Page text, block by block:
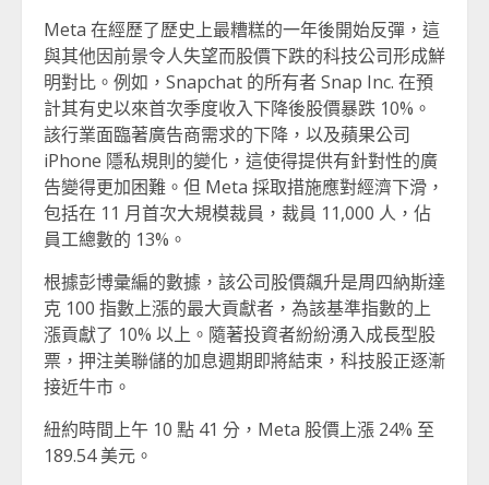
Meta 在經歷了歷史上最糟糕的一年後開始反彈，這
與其他因前景令人失望而股價下跌的科技公司形成鮮
明對比。例如，Snapchat 的所有者 Snap Inc. 在預
計其有史以來首次季度收入下降後股價暴跌 10%。
該行業面臨著廣告商需求的下降，以及蘋果公司
iPhone 隱私規則的變化，這使得提供有針對性的廣
告變得更加困難。但 Meta 採取措施應對經濟下滑，
包括在 11 月首次大規模裁員，裁員 11,000 人，佔
員工總數的 13%。
根據彭博彙編的數據，該公司股價飆升是周四納斯達
克 100 指數上漲的最大貢獻者，為該基準指數的上
漲貢獻了 10% 以上。隨著投資者紛紛湧入成長型股
票，押注美聯儲的加息週期即將結束，科技股正逐漸
接近牛市。
紐約時間上午 10 點 41 分，Meta 股價上漲 24% 至
189.54 美元。